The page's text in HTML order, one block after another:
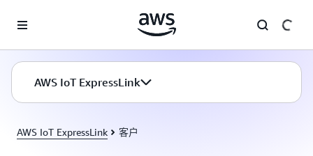
AWS IoT ExpressLink
AWS IoT ExpressLink 客户